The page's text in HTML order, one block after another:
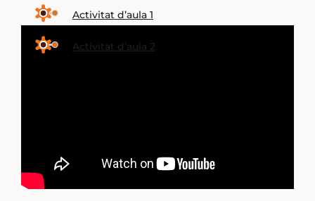
Activitat d’aula 1
Activitat d’aula 2